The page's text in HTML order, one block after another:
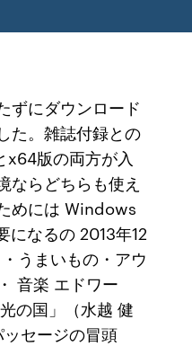
ずにダウンロード
た。雑誌付録との
版の両方が入
ならどちらも使え
めには Windows
になるの 2013年12
うまいもの・アウ
音楽 エドワー
の国」（水越 健
セージの冒頭